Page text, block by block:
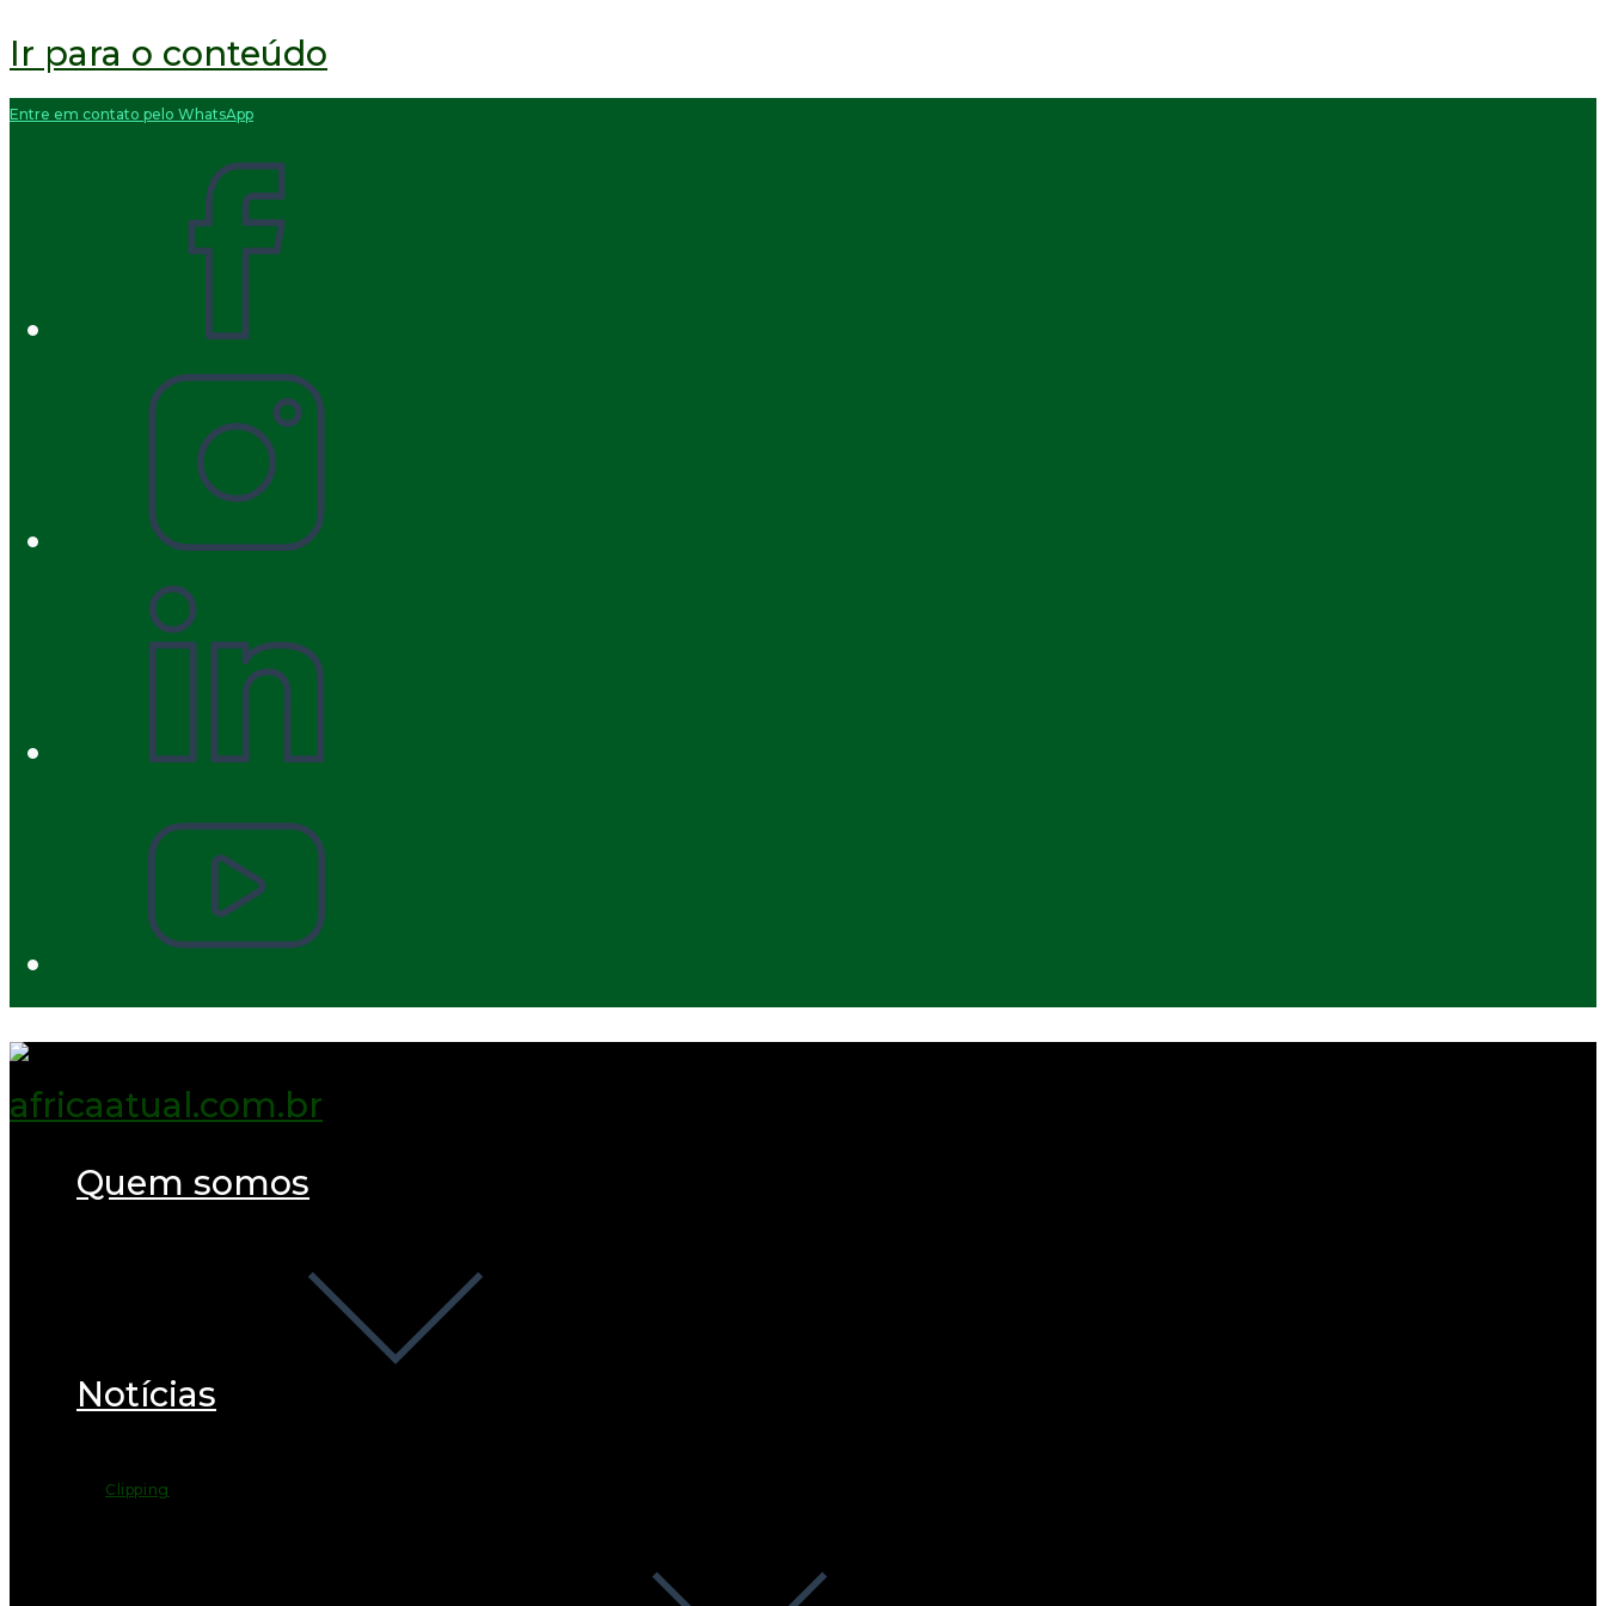
Ir para o conteúdo
Entre em contato pelo WhatsApp
Quem somos
Notícias
Clipping